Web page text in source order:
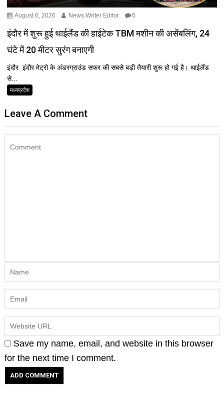
August 6, 2026 News Writer Editor 0
इंदौर में शुरू हुई थाईलैंड की हाईटेक TBM मशीन की असेंबलिंग, 24
घंटे में 20 मीटर सुरंग बनाएगी
इंदौर इंदौर मेट्रो के अंडरग्राउंड सफर की सबसे बड़ी तैयारी शुरू हो गई है। थाईलैंड
से...
मध्यप्रदेश
Leave A Comment
Save my name, email, and website in this browser
for the next time I comment.